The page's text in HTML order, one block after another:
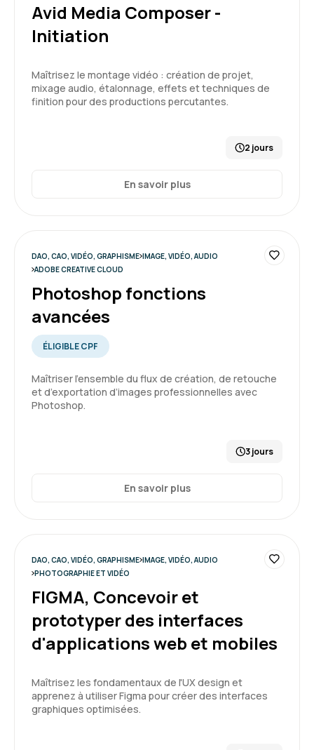
Avid Media Composer -
Initiation
Maîtrisez le montage vidéo : création de projet,
mixage audio, étalonnage, effets et techniques de
finition pour des productions percutantes.
2 jours
En savoir plus
DAO, CAO, VIDÉO, GRAPHISME IMAGE, VIDÉO, AUDIO
ADOBE CREATIVE CLOUD
Photoshop fonctions
avancées
ÉLIGIBLE CPF
Maîtriser l’ensemble du flux de création, de retouche
et d’exportation d’images professionnelles avec
Photoshop.
3 jours
En savoir plus
DAO, CAO, VIDÉO, GRAPHISME IMAGE, VIDÉO, AUDIO
PHOTOGRAPHIE ET VIDÉO
FIGMA, Concevoir et
prototyper des interfaces
d'applications web et mobiles
Maîtrisez les fondamentaux de l'UX design et
apprenez à utiliser Figma pour créer des interfaces
graphiques optimisées.